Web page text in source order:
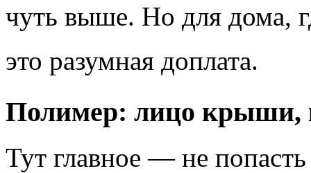
чуть выше. Но для дома,
это разумная доплата.
Полимер: лицо крыши,
Тут главное — не